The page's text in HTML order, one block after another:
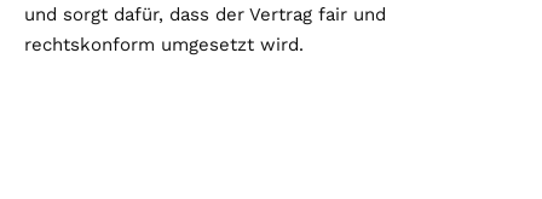
und sorgt dafür, dass der Vertrag fair und
rechtskonform umgesetzt wird.